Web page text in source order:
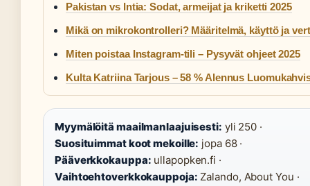
Pakistan vs Intia: Sodat, armeijat ja kriketti 2025
Mikä on mikrokontrolleri? Määritelmä, käyttö ja
Miten poistaa Instagram-tili – Pysyvät ohjeet 2025
Kulta Katriina Tarjous – 58 % Alennus
Myymälöitä maailmanlaajuisesti: yli 250 ·
Suosituimmat koot mekoille: jopa 68 ·
Pääverkkokauppa: ullapopken.fi ·
Vaihtoehtoverkkokauppoja: Zalando, About You ·